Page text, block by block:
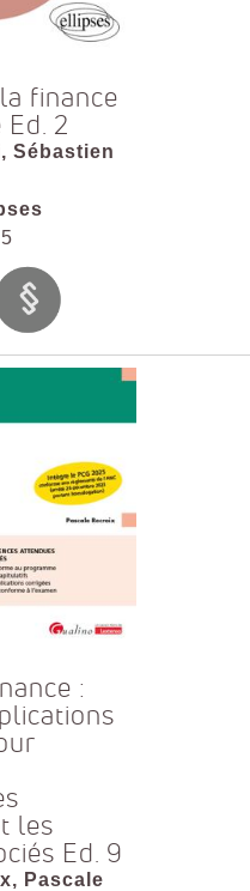
finance
2
Sébastien
:
les
Ed. 9
Pascale